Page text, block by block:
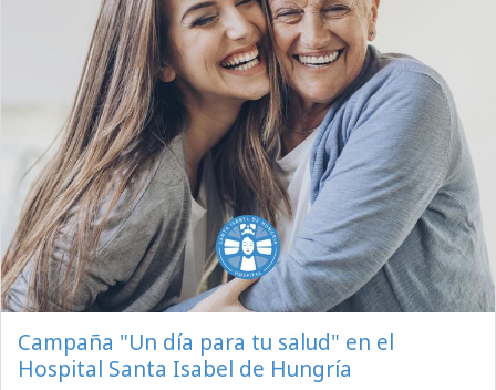
Campaña "Un día para tu salud" en el
Hospital Santa Isabel de Hungría